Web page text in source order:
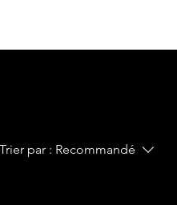
Trier par : Recommandé